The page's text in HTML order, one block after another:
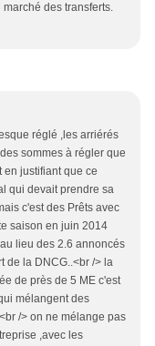
des transferts.
réglé ,les arriérés
sommes à régler que
en justifiant que ce
qui devait prendre sa
c'est des Prêts avec
saison en juin 2014
lieu des 2.6 annoncés
de la DNCG..<br /> la
de près de 5 ME c'est
mélangent des
/> on ne mélange pas
,avec les